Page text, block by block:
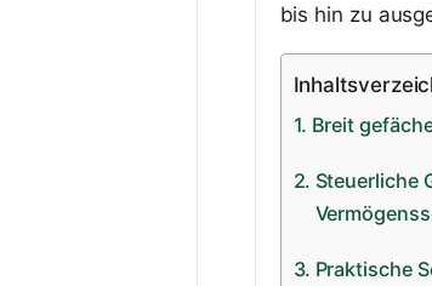
bis hin zu
Breit
Steuerliche
Praktische